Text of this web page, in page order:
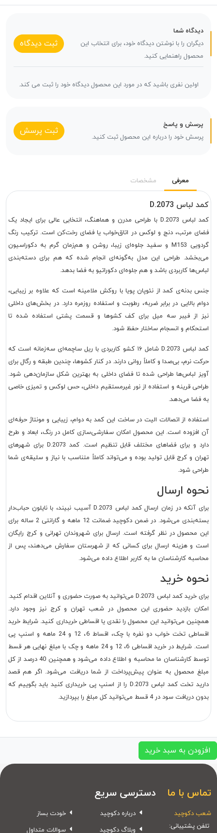
دیدگاه شما
دیگران را با نوشتن دیدگاه خود، برای انتخاب این
محصول راهنمایی کنید.
ثبت دیدگاه
اولین نفری باشید که در مورد این محصول دیدگاه خود را ثبت می کند.
پرسش و پاسخ
پرسش خود را درباره این محصول ثبت کنید.
ثبت پرسش
معرفی مشخصات
کمد لباس D.2073
کمد لباس D.2073 با طراحی مدرن و هماهنگ، انتخابی عالی برای ایجاد یک
فضای مرتب، دنج و لوکس در اتاق‌خواب یا فضای رخت‌کن است. ترکیب رنگ
گردویی M153 و سفید جلوه‌ای زیبا، روشن و هم‌زمان گرم به دکوراسیون
می‌بخشد. طراحی این مدل به‌گونه‌ای انجام شده که هم برای دسته‌بندی
لباس‌ها کاربردی باشد و هم جلوه‌ای دکوراتیو به فضا بدهد.
جنس بدنه‌ی کمد از نئوپان پویا با روکش ملامینه است که علاوه بر زیبایی،
دوام بالایی در برابر ضربه، رطوبت و استفاده روزمره دارد. در بخش‌های داخلی
نیز از فیبر سه میل برای کف کشوها و قسمت پشتی استفاده شده تا
استحکام و انسجام ساختار حفظ شود.
کمد لباس D.2073 شامل ۱۶ کشو کاربردی با ریل ساچمه‌ای سه‌زمانه است که
حرکت نرم، بی‌صدا و کاملاً روانی دارند. در کنار کشوها، چندین طبقه و رگال برای
آویز لباس‌ها طراحی شده تا فضای داخلی به بهترین شکل سازمان‌دهی شود.
طراحی قرینه و استفاده از نور غیرمستقیم داخلی، حس لوکس و تمیزی خاصی
به فضا می‌دهد.
استفاده از اتصالات الیت در ساخت این کمد به دوام، زیبایی و مونتاژ حرفه‌ای
آن افزوده است. این محصول امکان سفارشی‌سازی کامل در رنگ، ابعاد و طرح
دارد و برای فضاهای مختلف قابل تنظیم است. کمد D.2073 برای شهرهای
تهران و کرج قابل تولید بوده و می‌تواند کاملاً متناسب با نیاز و سلیقه‌ی شما
طراحی شود.
نحوه ارسال
برای آنکه در زمان ارسالکمد لباس D.2073
آسیب نبیند، با نایلون حباب‌دار
بسته‌بندی می‌شود. در ضمن دکوچید ضمانت 12 ماهه و گارانتی 2 ساله برای
این محصول در نظر گرفته است. ارسال برای شهروندان تهرانی و کرج رایگان
است و هزینه ارسال برای کسانی که از شهرستان سفارش می‌دهند، پس از
محاسبه کارشناسان ما به کاربر اطلاع داده می‌شود.
نحوه خرید
برای خرید کمد لباس D.2073 می‌توانید به صورت حضوری و آنلاین اقدام کنید.
امکان بازدید حضوری این محصول در شعب تهران و کرج نیز وجود دارد.
همچنین می‌توانید این محصول را نقدی یا اقساطی خریداری کنید. شرایط خرید
اقساطی تخت خواب دو نفره با چک، اقساط 6، 12 و 24 ماهه و اسنپ پی
است. شرایط در خرید اقساطی 6، 12 و 24 ماهه و چک با مبلغ نهایی هر قسط
توسط کارشناسان ما محاسبه و اطلاع داده می‌شود و همچنین 40 درصد از کل
مبلغ محصول به عنوان پیش‌پرداخت از شما دریافت می‌شود. اگر هم قصد
دارید تخت کمد لباس D.2073 را از اسنپ پی خریداری کنید باید بگوییم که
بدون دریافت سود در 4 قسط می‌توانید کل مبلغ را بپردازید.
افزودن به سبد خرید
تماس با ما
شعب دکوچید
تلفن پشتیبانی:
دسترسی سریع
درباره دکوچید
وبلاگ دکوچید
خودت بساز
سوالات متداول